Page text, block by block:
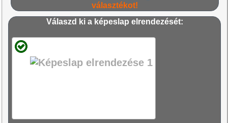
választékot!
Válaszd ki a képeslap elrendezését: